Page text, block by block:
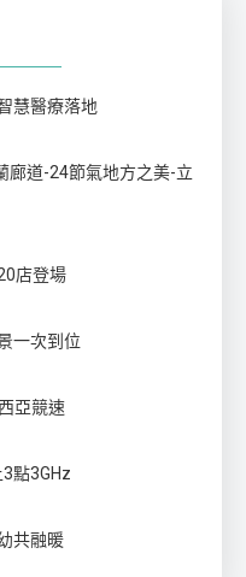
慧醫療落地
廊道-24節氣地方之美-立
店登場
一次到位
亞競速
點3GHz
共融暖